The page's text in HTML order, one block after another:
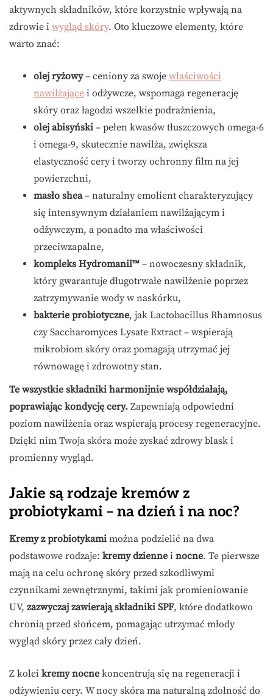
aktywnych składników, które korzystnie wpływają na
zdrowie i wygląd skóry. Oto kluczowe elementy, które
warto znać:
olej ryżowy– ceniony za swoje właściwości
nawilżające i odżywcze, wspomaga regenerację
skóry oraz łagodzi wszelkie podrażnienia,
olej abisyński – pełen kwasów tłuszczowych omega-6
i omega-9, skutecznie nawilża, zwiększa
elastyczność cery i tworzy ochronny film na jej
powierzchni,
masło shea– naturalny emolient charakteryzujący
się intensywnym działaniem nawilżającym i
odżywczym, a ponadto ma właściwości
przeciwzapalne,
kompleks Hydromanil™ – nowoczesny składnik,
który gwarantuje długotrwałe nawilżenie poprzez
zatrzymywanie wody w naskórku,
bakterie probiotyczne, jak Lactobacillus Rhamnosus
czy Saccharomyces Lysate Extract – wspierają
mikrobiom skóry oraz pomagają utrzymać jej
równowagę i zdrowotny stan.
Te wszystkie składniki harmonijnie współdziałają,
poprawiając kondycję cery. Zapewniają odpowiedni
poziom nawilżenia oraz wspierają procesy regeneracyjne.
Dzięki nim Twoja skóra może zyskać zdrowy blask i
promienny wygląd.
Jakie są rodzaje kremów z
probiotykami – na dzień i na noc?
Kremy z probiotykami można podzielić na dwa
podstawowe rodzaje: kremy dzienne i nocne. Te pierwsze
mają na celu ochronę skóry przed szkodliwymi
czynnikami zewnętrznymi, takimi jak promieniowanie
UV, zazwyczaj zawierają składniki SPF, które dodatkowo
chronią przed słońcem, pomagając utrzymać młody
wygląd skóry przez cały dzień.
Z kolei kremy nocne koncentrują się na regeneracji i
odżywieniu cery. W nocy skóra ma naturalną zdolność do